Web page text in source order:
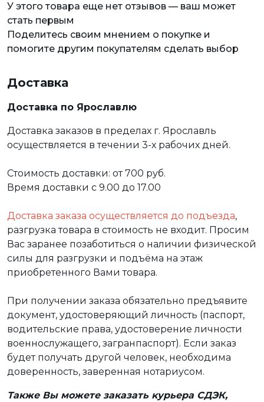
У этого товара еще нет отзывов — ваш может
стать первым
Поделитесь своим мнением о покупке и
помогите другим покупателям сделать выбор
Доставка
Доставка по Ярославлю
Доставка заказов в пределах г. Ярославль
осуществляется в течении 3-х рабочих дней.
Стоимость доставки: от 700 руб.
Время доставки с 9.00 до 17.00
Доставка заказа осуществляется до подъезда,
разгрузка товара в стоимость не входит. Просим
Вас заранее позаботиться о наличии физической
силы для разгрузки и подъёма на этаж
приобретенного Вами товара.
При получении заказа обязательно предъявите
документ, удостоверяющий личность (паспорт,
водительские права, удостоверение личности
военнослужащего, загранпаспорт). Если заказ
будет получать другой человек, необходима
доверенность, заверенная нотариусом.
Также Вы можете заказать курьера СДЭК,